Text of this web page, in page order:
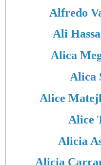
Alfredo
Ali
Alica
Alica
Alice
Alice
Alicia
Alicia